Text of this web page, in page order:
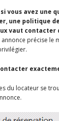
vous avez une
une politique
vaut contacter
annonce précise le
du locateur se